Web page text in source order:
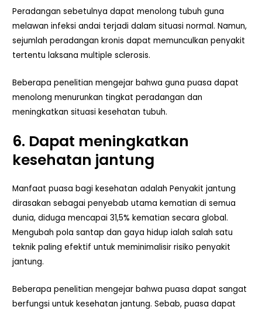
Peradangan sebetulnya dapat menolong tubuh guna
melawan infeksi andai terjadi dalam situasi normal. Namun,
sejumlah peradangan kronis dapat memunculkan penyakit
tertentu laksana multiple sclerosis.
Beberapa penelitian mengejar bahwa guna puasa dapat
menolong menurunkan tingkat peradangan dan
meningkatkan situasi kesehatan tubuh.
6. Dapat meningkatkan
kesehatan jantung
Manfaat puasa bagikesehatan adalah Penyakit jantung
dirasakan sebagai penyebab utama kematian di semua
dunia, diduga mencapai 31,5% kematian secara global.
Mengubah pola santap dan gaya hidup ialah salah satu
teknik paling efektif untuk meminimalisir risiko penyakit
jantung.
Beberapa penelitian mengejar bahwa puasa dapat sangat
berfungsi untuk kesehatan jantung. Sebab, puasa dapat